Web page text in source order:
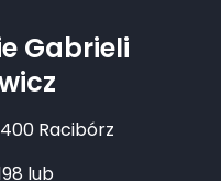
Gabrieli
Racibórz
lub